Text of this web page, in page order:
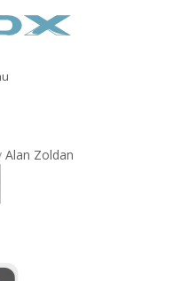
Alan Zoldan